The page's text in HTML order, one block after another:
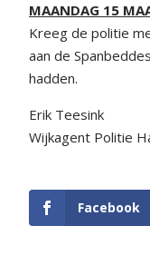
MAANDAG 15
Kreeg de politie
aan de
hadden.
Erik Teesink
Wijkagent Politie
Facebook